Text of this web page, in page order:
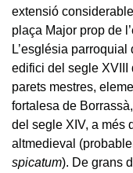
extensió
plaça Major prop de
L’església
edifici del segle XVIII
parets mestres,
fortalesa de
del segle XIV, a més
altmedieval
spicatum). De grans